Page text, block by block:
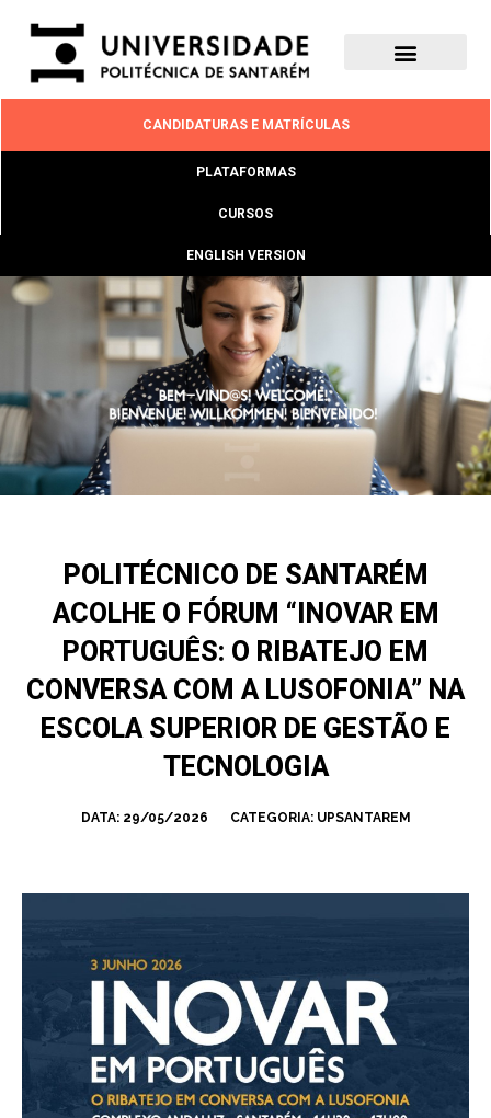
CANDIDATURAS E MATRÍCULAS
PLATAFORMAS
CURSOS
ENGLISH VERSION
POLITÉCNICO DE SANTARÉM
ACOLHE O FÓRUM “INOVAR EM
PORTUGUÊS: O RIBATEJO EM
CONVERSA COM A LUSOFONIA” NA
ESCOLA SUPERIOR DE GESTÃO E
TECNOLOGIA
DATA: 29/05/2026 CATEGORIA: UPSANTAREM